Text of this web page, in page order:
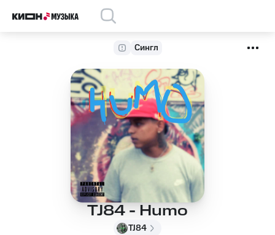
Сингл
TJ84 - Humo
TJ84